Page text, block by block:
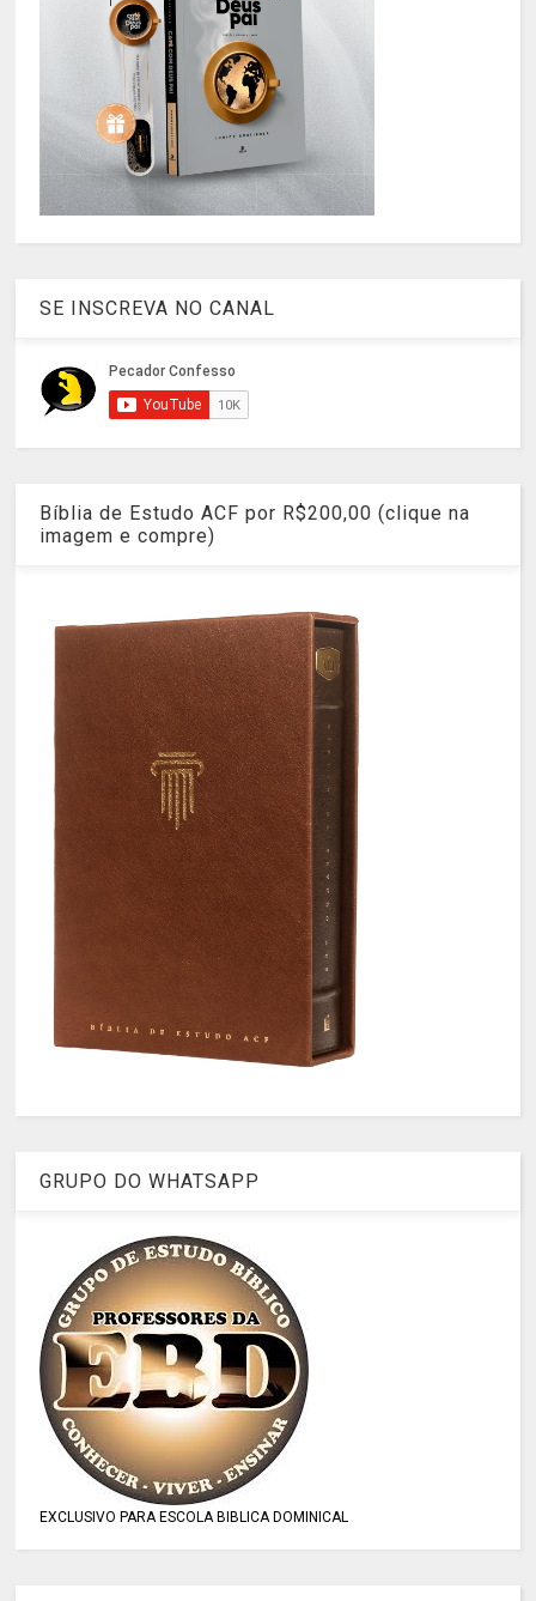
SE INSCREVA NO CANAL
Bíblia de Estudo ACF por R$200,00 (clique na
imagem e compre)
GRUPO DO WHATSAPP
EXCLUSIVO PARA ESCOLA BIBLICA DOMINICAL